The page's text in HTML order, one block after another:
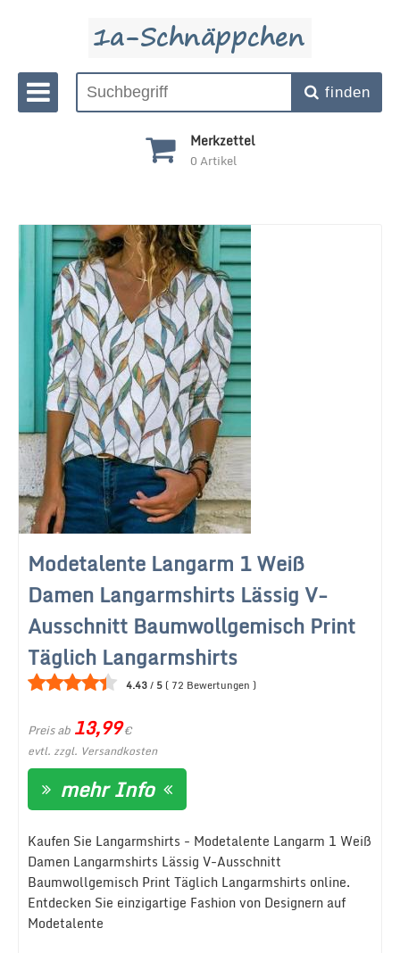
finden
Merkzettel
0Artikel
Modetalente Langarm 1 Weiß
Damen Langarmshirts Lässig V-
Ausschnitt Baumwollgemisch Print
Täglich Langarmshirts
4.43/ 5 ( 72 Bewertungen )
Preis ab 13,99€
evtl. zzgl. Versandkosten
mehr Info
Kaufen Sie Langarmshirts - Modetalente Langarm 1 Weiß
Damen Langarmshirts Lässig V-Ausschnitt
Baumwollgemisch Print Täglich Langarmshirts online.
Entdecken Sie einzigartige Fashion von Designern auf
Modetalente